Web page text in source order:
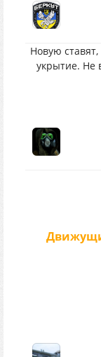
Новую
укрытие. Не